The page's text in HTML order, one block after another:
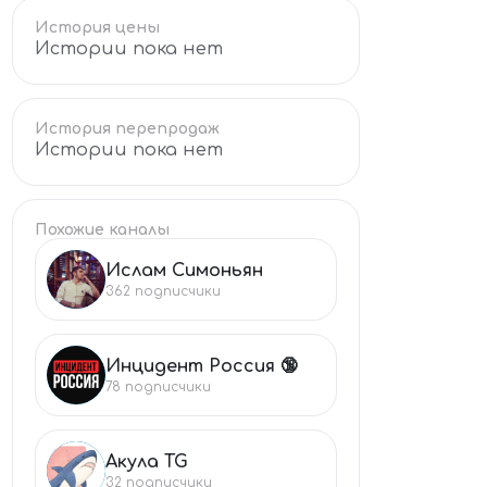
История цены
Истории пока нет
История перепродаж
Истории пока нет
Похожие каналы
ИС Ислам Симоньян
362 подписчики
ИН Инцидент Россия 🔞
78 подписчики
АК Акула TG
32 подписчики